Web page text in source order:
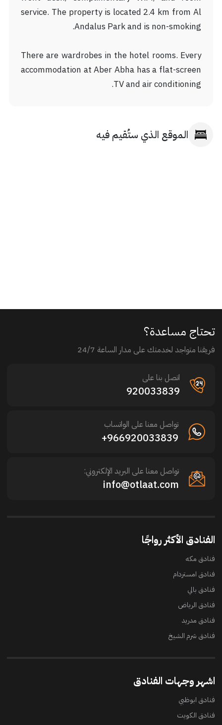
service. The property is located 2.4 km from Al
Andalus Park and is non-smoking.
There are wardrobes in the hotel rooms. Every
accommodation at Aber Abha has a flat-screen
TV and air conditioning.
الموقع الذي ستُقيم فيه
تحتاج مساعدة؟
فريقنا متواجد لخدمتك على مدار الساعة 24/7
اتصل بنا على
920033839
تواصل معنا على الواتساب
966920033839+
تواصل معنا على البريد الإلكتروني:
info@otlaat.com
الفنادق الأكثر رواجًا
فنادق مكه
فنادق امستردام
فنادق بالي
فنادق الرياض
فنادق مدريد
فنادق شرم الشيخ
اشهر وجهات الفنادق
فنادق ابوظبي
فنادق الكويت